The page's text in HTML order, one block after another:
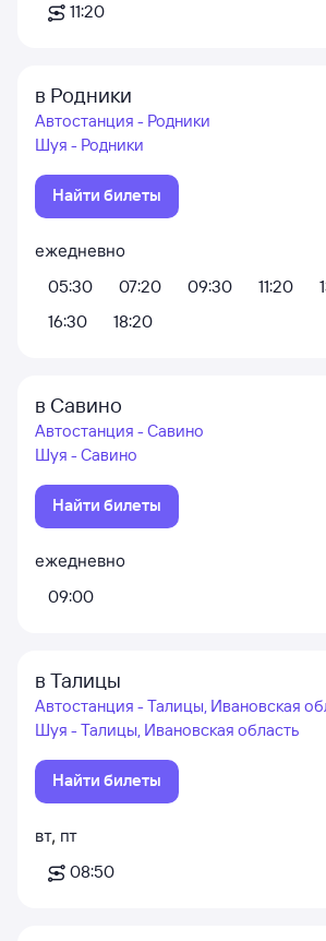
11:20
в Родники
Автостанция - Родники
Шуя - Родники
Найти билеты
ежедневно
05:30
07:20 09:30 11:20
16:30
18:20
в Савино
Автостанция - Савино
Шуя - Савино
Найти билеты
ежедневно
09:00
в Талицы
Автостанция - Талицы, Ивановская
Шуя - Талицы, Ивановская область
Найти билеты
вт, пт
08:50